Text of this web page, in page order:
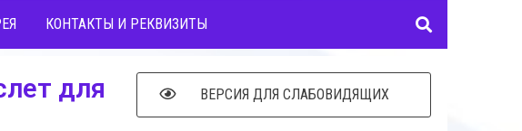
КОНТАКТЫ И РЕКВИЗИТЫ
для
ВЕРСИЯ ДЛЯ СЛАБОВИДЯЩИХ